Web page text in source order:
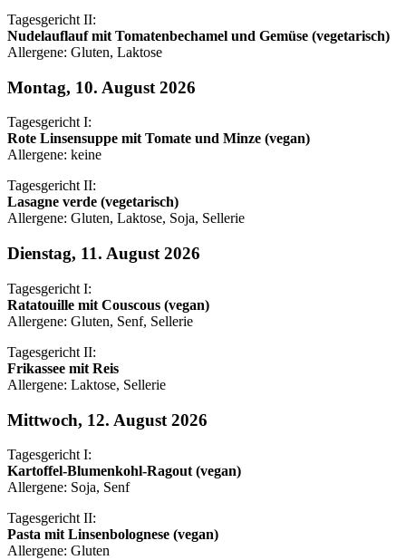
Tagesgericht II:
Nudelauflauf mit Tomatenbechamel und Gemüse (vegetarisch)
Allergene: Gluten, Laktose
Montag, 10. August 2026
Tagesgericht I:
Rote Linsensuppe mit Tomate und Minze (vegan)
Allergene: keine
Tagesgericht II:
Lasagne verde (vegetarisch)
Allergene: Gluten, Laktose, Soja, Sellerie
Dienstag, 11. August 2026
Tagesgericht I:
Ratatouille mit Couscous (vegan)
Allergene: Gluten, Senf, Sellerie
Tagesgericht II:
Frikassee mit Reis
Allergene: Laktose, Sellerie
Mittwoch, 12. August 2026
Tagesgericht I:
Kartoffel-Blumenkohl-Ragout (vegan)
Allergene: Soja, Senf
Tagesgericht II:
Pasta mit Linsenbolognese (vegan)
Allergene: Gluten